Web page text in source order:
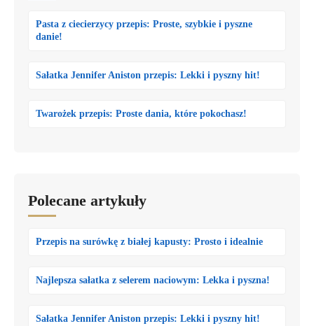
Pasta z ciecierzycy przepis: Proste, szybkie i pyszne
danie!
Sałatka Jennifer Aniston przepis: Lekki i pyszny hit!
Twarożek przepis: Proste dania, które pokochasz!
Polecane artykuły
Przepis na surówkę z białej kapusty: Prosto i idealnie
Najlepsza sałatka z selerem naciowym: Lekka i pyszna!
Sałatka Jennifer Aniston przepis: Lekki i pyszny hit!